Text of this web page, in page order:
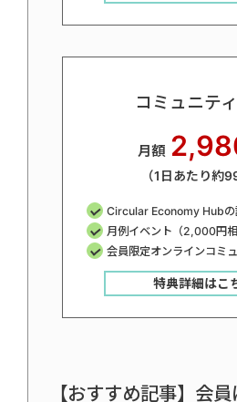
コミュニテ
月額
（1日あたり約
Circular Economy Hubの
月例イベント（2,000円
会員限定オンラインコミ
特典詳細はこ
【おすすめ記事】会